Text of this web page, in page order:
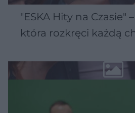
"ESKA Hity na Czasie"
która rozkręci każdą